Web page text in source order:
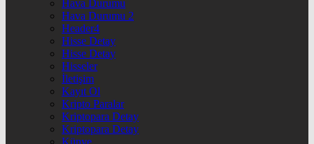
Hava Durumu
Hava Durumu 2
Header4
Hisse Detay
Hisse Detay
Hisseler
İletişim
Kayıt Ol
Kripto Paralar
Kriptopara Detay
Kriptopara Detay